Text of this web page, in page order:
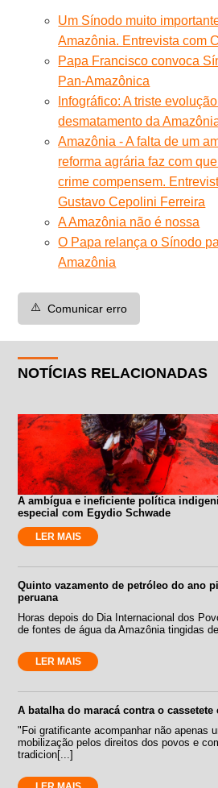
Um Sínodo muito
Amazônia. Entrevista com
Papa Francisco convoca
Pan-Amazônica
Infográfico: A triste
desmatamento da
Amazônia - A falta de um
reforma agrária faz com
crime compensem.
Gustavo Cepolini Ferreira
A Amazônia não é nossa
O Papa relança o Sínodo
Amazônia
⚠️ Comunicar erro
NOTÍCIAS RELACIONADAS
A ambígua e ineficiente política
especial com Egydio Schwade
LER MAIS
Quinto vazamento de petróleo do ano
peruana
Horas depois do Dia Internacional dos
de fontes de água da Amazônia tingidas
LER MAIS
A batalha do maracá contra o cassetete
"Foi gratificante acompanhar não apenas
mobilização pelos direitos dos povos e
tradicion[...]